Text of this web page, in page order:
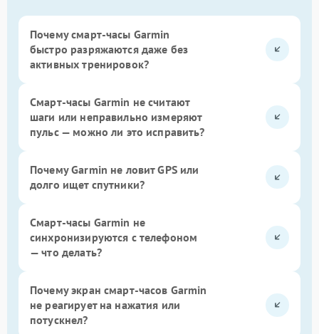
Почему смарт-часы Garmin
быстро разряжаются даже без
активных тренировок?
Смарт-часы Garmin не считают
шаги или неправильно измеряют
пульс — можно ли это исправить?
Почему Garmin не ловит GPS или
долго ищет спутники?
Смарт-часы Garmin не
синхронизируются с телефоном
— что делать?
Почему экран смарт-часов Garmin
не реагирует на нажатия или
потускнел?